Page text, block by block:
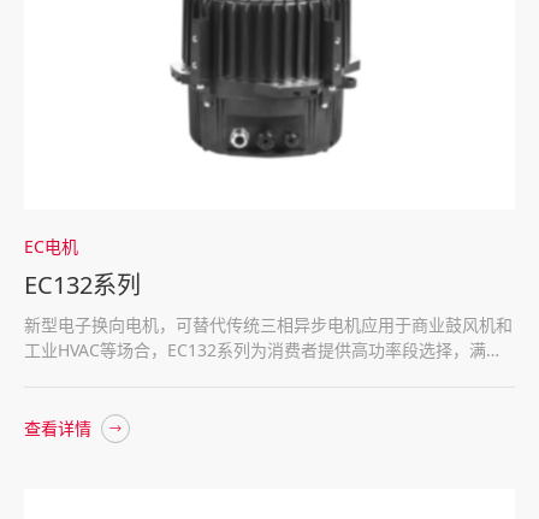
EC电机
EC132系列
新型电子换向电机，可替代传统三相异步电机应用于商业鼓风机和
工业HVAC等场合，EC132系列为消费者提供高功率段选择，满足
查看详情